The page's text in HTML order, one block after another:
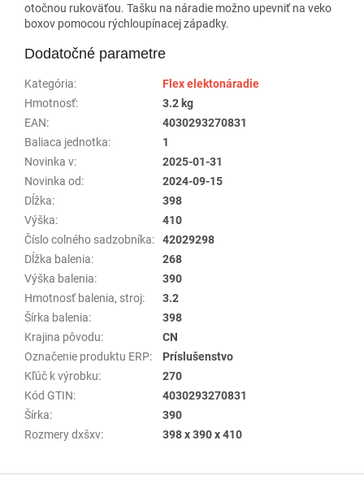
otočnou rukoväťou. Tašku na náradie možno upevniť na veko
boxov pomocou rýchloupínacej západky.
Dodatočné parametre
Kategória:
Flex elektonáradie
Hmotnosť:
3.2 kg
EAN:
4030293270831
Baliaca jednotka:
1
Novinka v:
2025-01-31
Novinka od:
2024-09-15
Dĺžka:
398
Výška:
410
Číslo colného sadzobníka:
42029298
Dĺžka balenia:
268
Výška balenia:
390
Hmotnosť balenia, stroj:
3.2
Šírka balenia:
398
Krajina pôvodu:
CN
Označenie produktu ERP:
Príslušenstvo
Kľúč k výrobku:
270
Kód GTIN:
4030293270831
Šírka:
390
Rozmery dxšxv: 398 x 390 x 410